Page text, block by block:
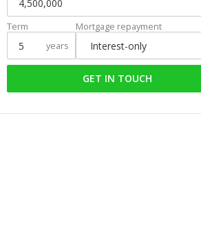
Term
years
Mortgage repayment
GET IN TOUCH